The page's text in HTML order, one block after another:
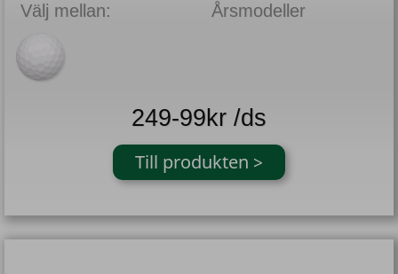
Välj mellan: Årsmodeller
249-99kr /ds
Till produkten >